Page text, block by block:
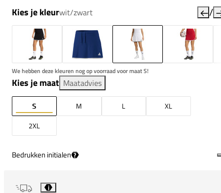
Kies je kleurwit/zwart /
We hebben deze kleuren nog op voorraad voor maat S!
Kies je maat Maatadvies
S M L
XL
2XL
Bedrukken initialen ?
i